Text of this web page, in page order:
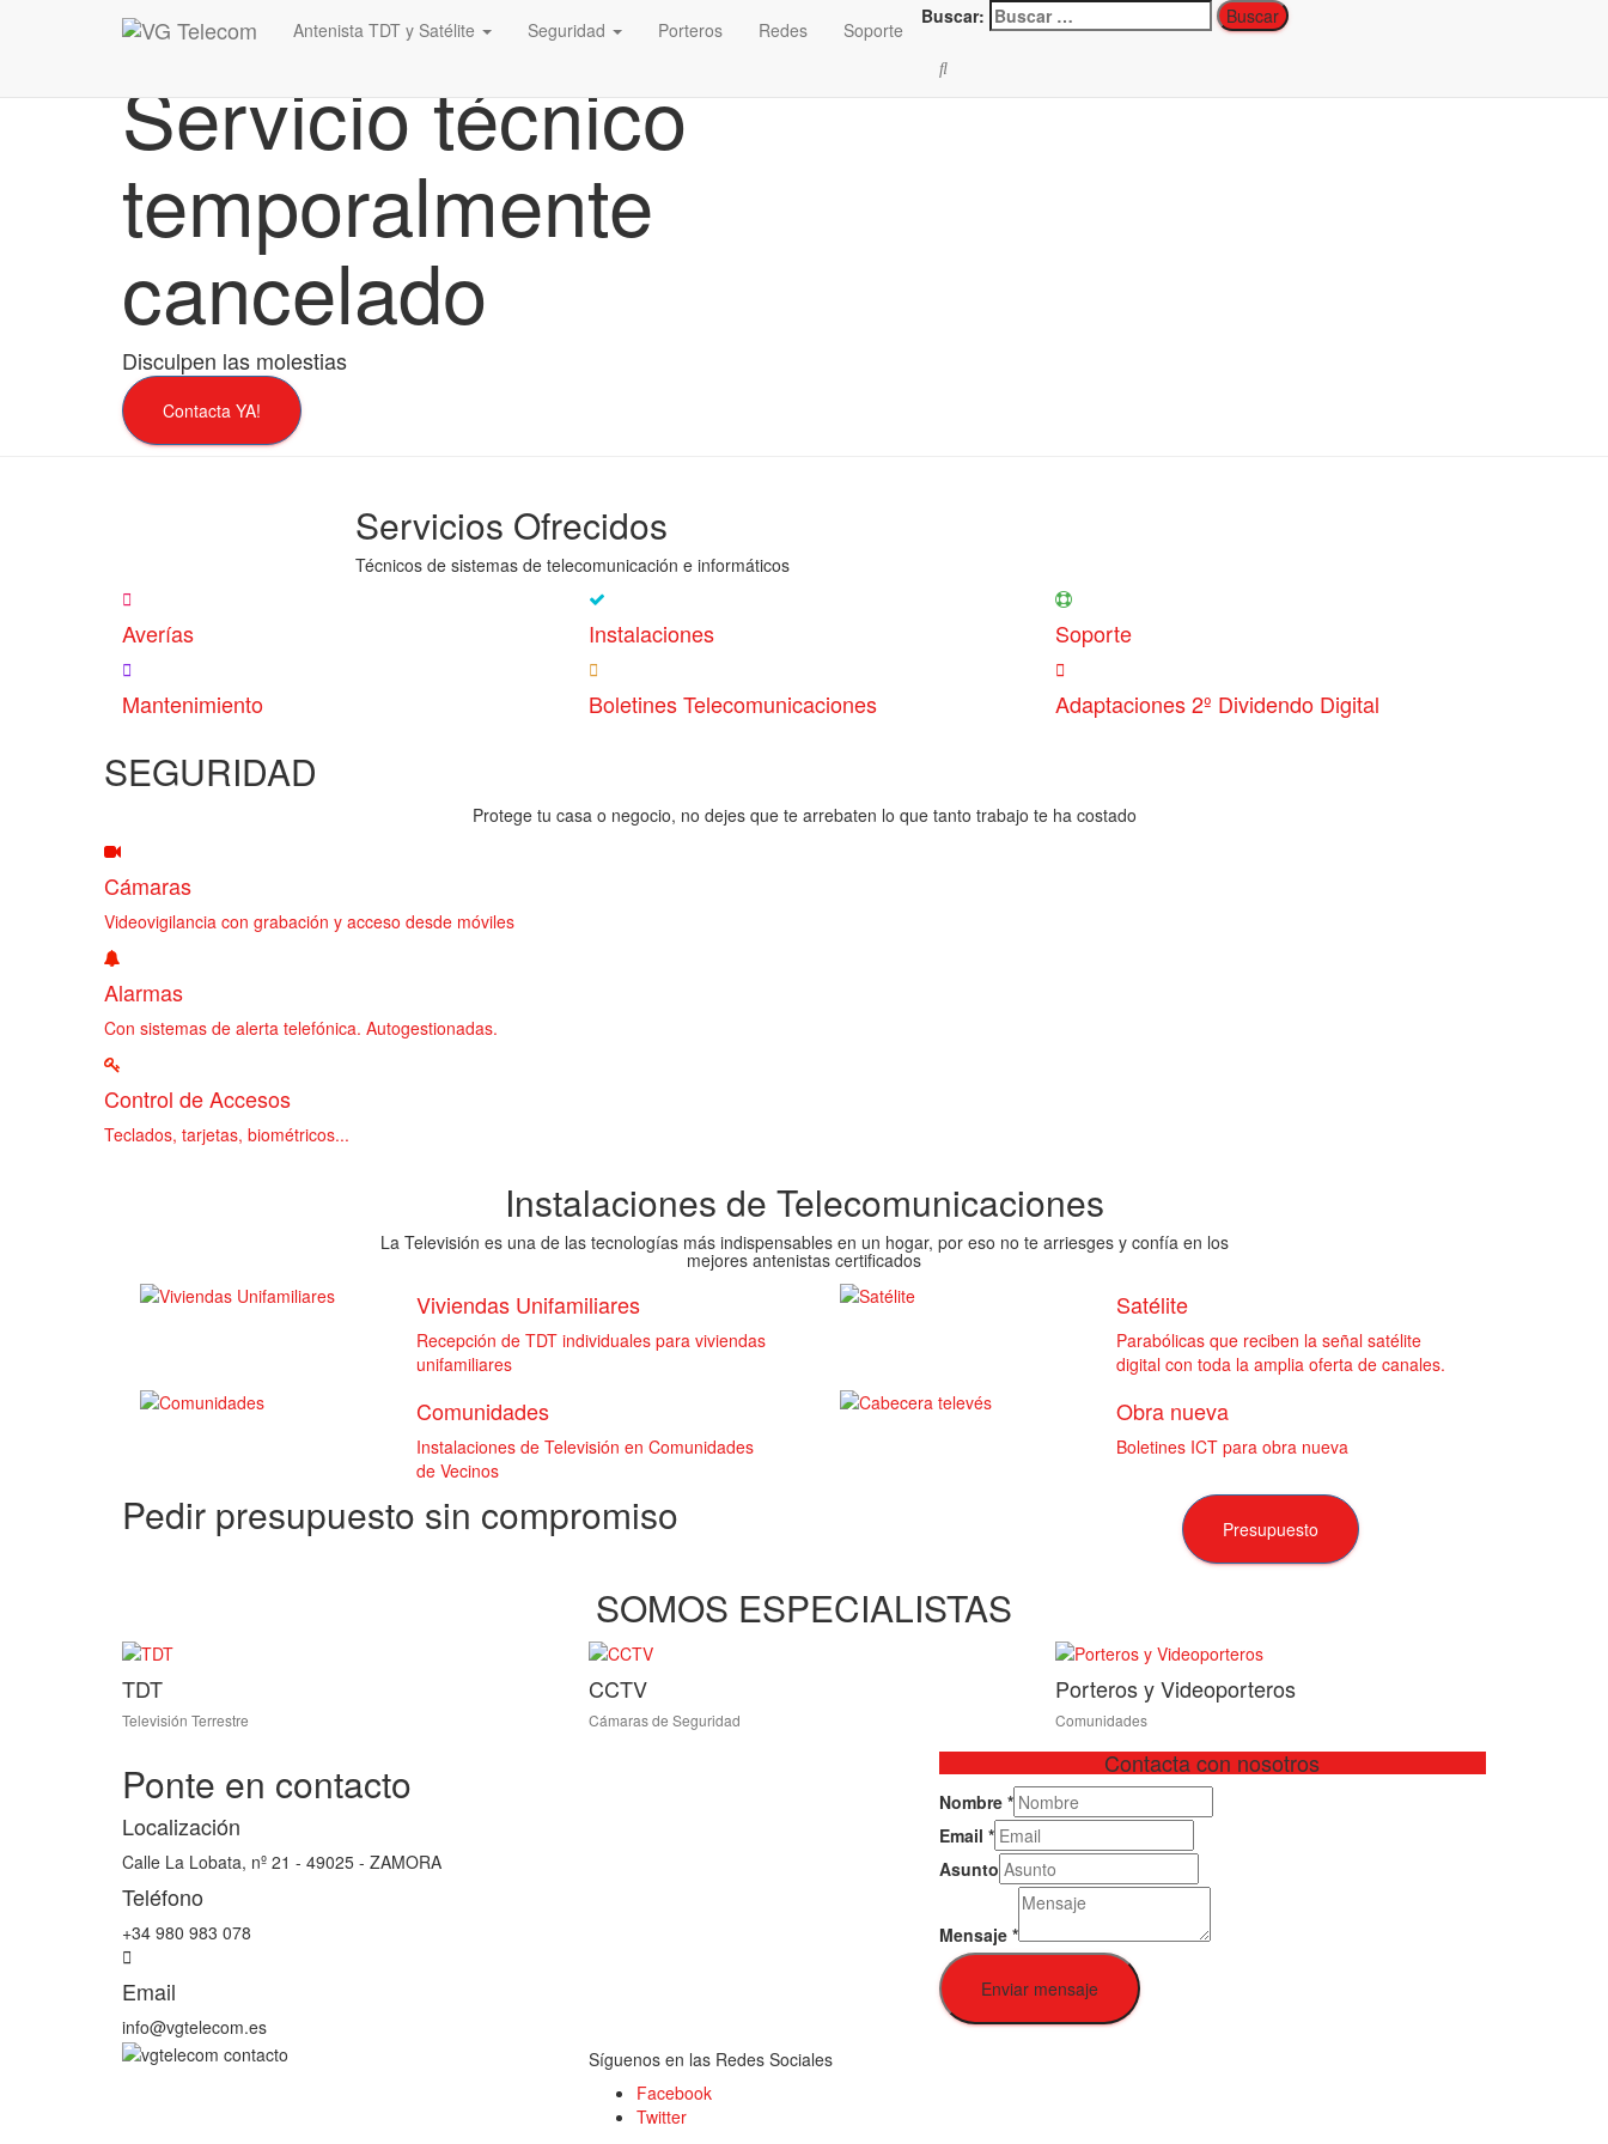
Antenista TDT y Satélite Seguridad Porteros Redes Soporte
Buscar:
Servicio técnico
temporalmente
cancelado
Disculpen las molestias
Contacta YA!
Servicios Ofrecidos
Técnicos de sistemas de telecomunicación e informáticos
Averías Instalaciones Soporte
Mantenimiento Boletines Telecomunicaciones Adaptaciones 2º Dividendo Digital
SEGURIDAD
Protege tu casa o negocio, no dejes que te arrebaten lo que tanto trabajo te ha costado
Cámaras
Videovigilancia con grabación y acceso desde móviles
Alarmas
Con sistemas de alerta telefónica. Autogestionadas.
Control de Accesos
Teclados, tarjetas, biométricos...
Instalaciones de Telecomunicaciones
La Televisión es una de las tecnologías más indispensables en un hogar, por eso no te arriesges y confía en los
mejores antenistas certificados
Viviendas Unifamiliares
Recepción de TDT individuales para viviendas
unifamiliares
Satélite
Parabólicas que reciben la señal satélite
digital con toda la amplia oferta de canales.
Comunidades
Instalaciones de Televisión en Comunidades
de Vecinos
Obra nueva
Boletines ICT para obra nueva
Pedir presupuesto sin compromiso Presupuesto
SOMOS ESPECIALISTAS
TDT
Televisión Terrestre
CCTV
Cámaras de Seguridad
Porteros y Videoporteros
Comunidades
Ponte en contacto
Localización
Calle La Lobata, nº 21 - 49025 - ZAMORA
Teléfono
+34 980 983 078
Email
info@vgtelecom.es
Contacta con nosotros
Nombre *
Email *
Asunto
Mensaje *
Enviar mensaje
Síguenos en las Redes Sociales
Facebook
Twitter